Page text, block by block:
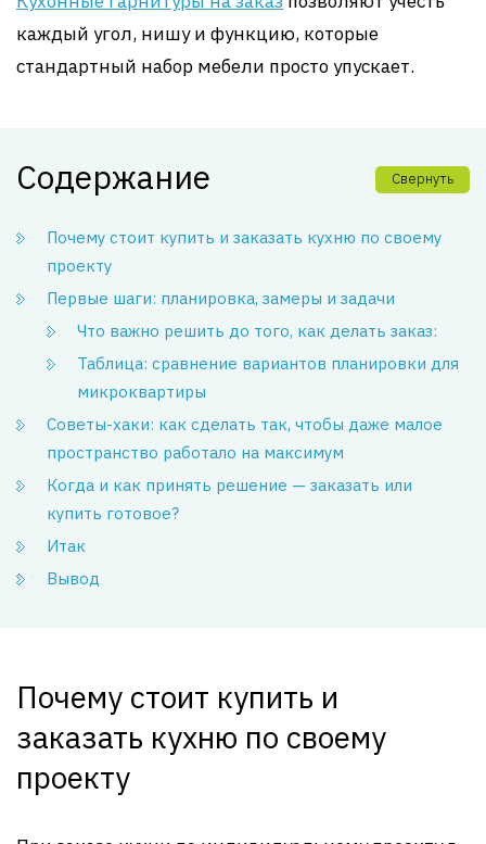
каждый угол, нишу и функцию, которые
стандартный набор мебели просто упускает.
Содержание Свернуть
Почему стоит купить и заказать кухню по своему
проекту
Первые шаги: планировка, замеры и задачи
Что важно решить до того, как делать заказ:
Таблица: сравнение вариантов планировки для
микроквартиры
Советы-хаки: как сделать так, чтобы даже малое
пространство работало на максимум
Когда и как принять решение — заказать или
купить готовое?
Итак
Вывод
Почему стоит купить и
заказать кухню по своему
проекту